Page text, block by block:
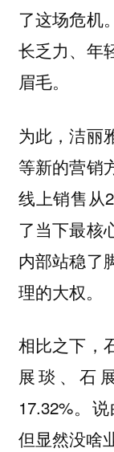
了这场危机
长乏力、年
眉毛。
为此，洁丽
等新的营销
线上销售从
了当下最核
内部站稳了
理的大权。
相比之下，
展琰、石
17.32%。
但显然没啥